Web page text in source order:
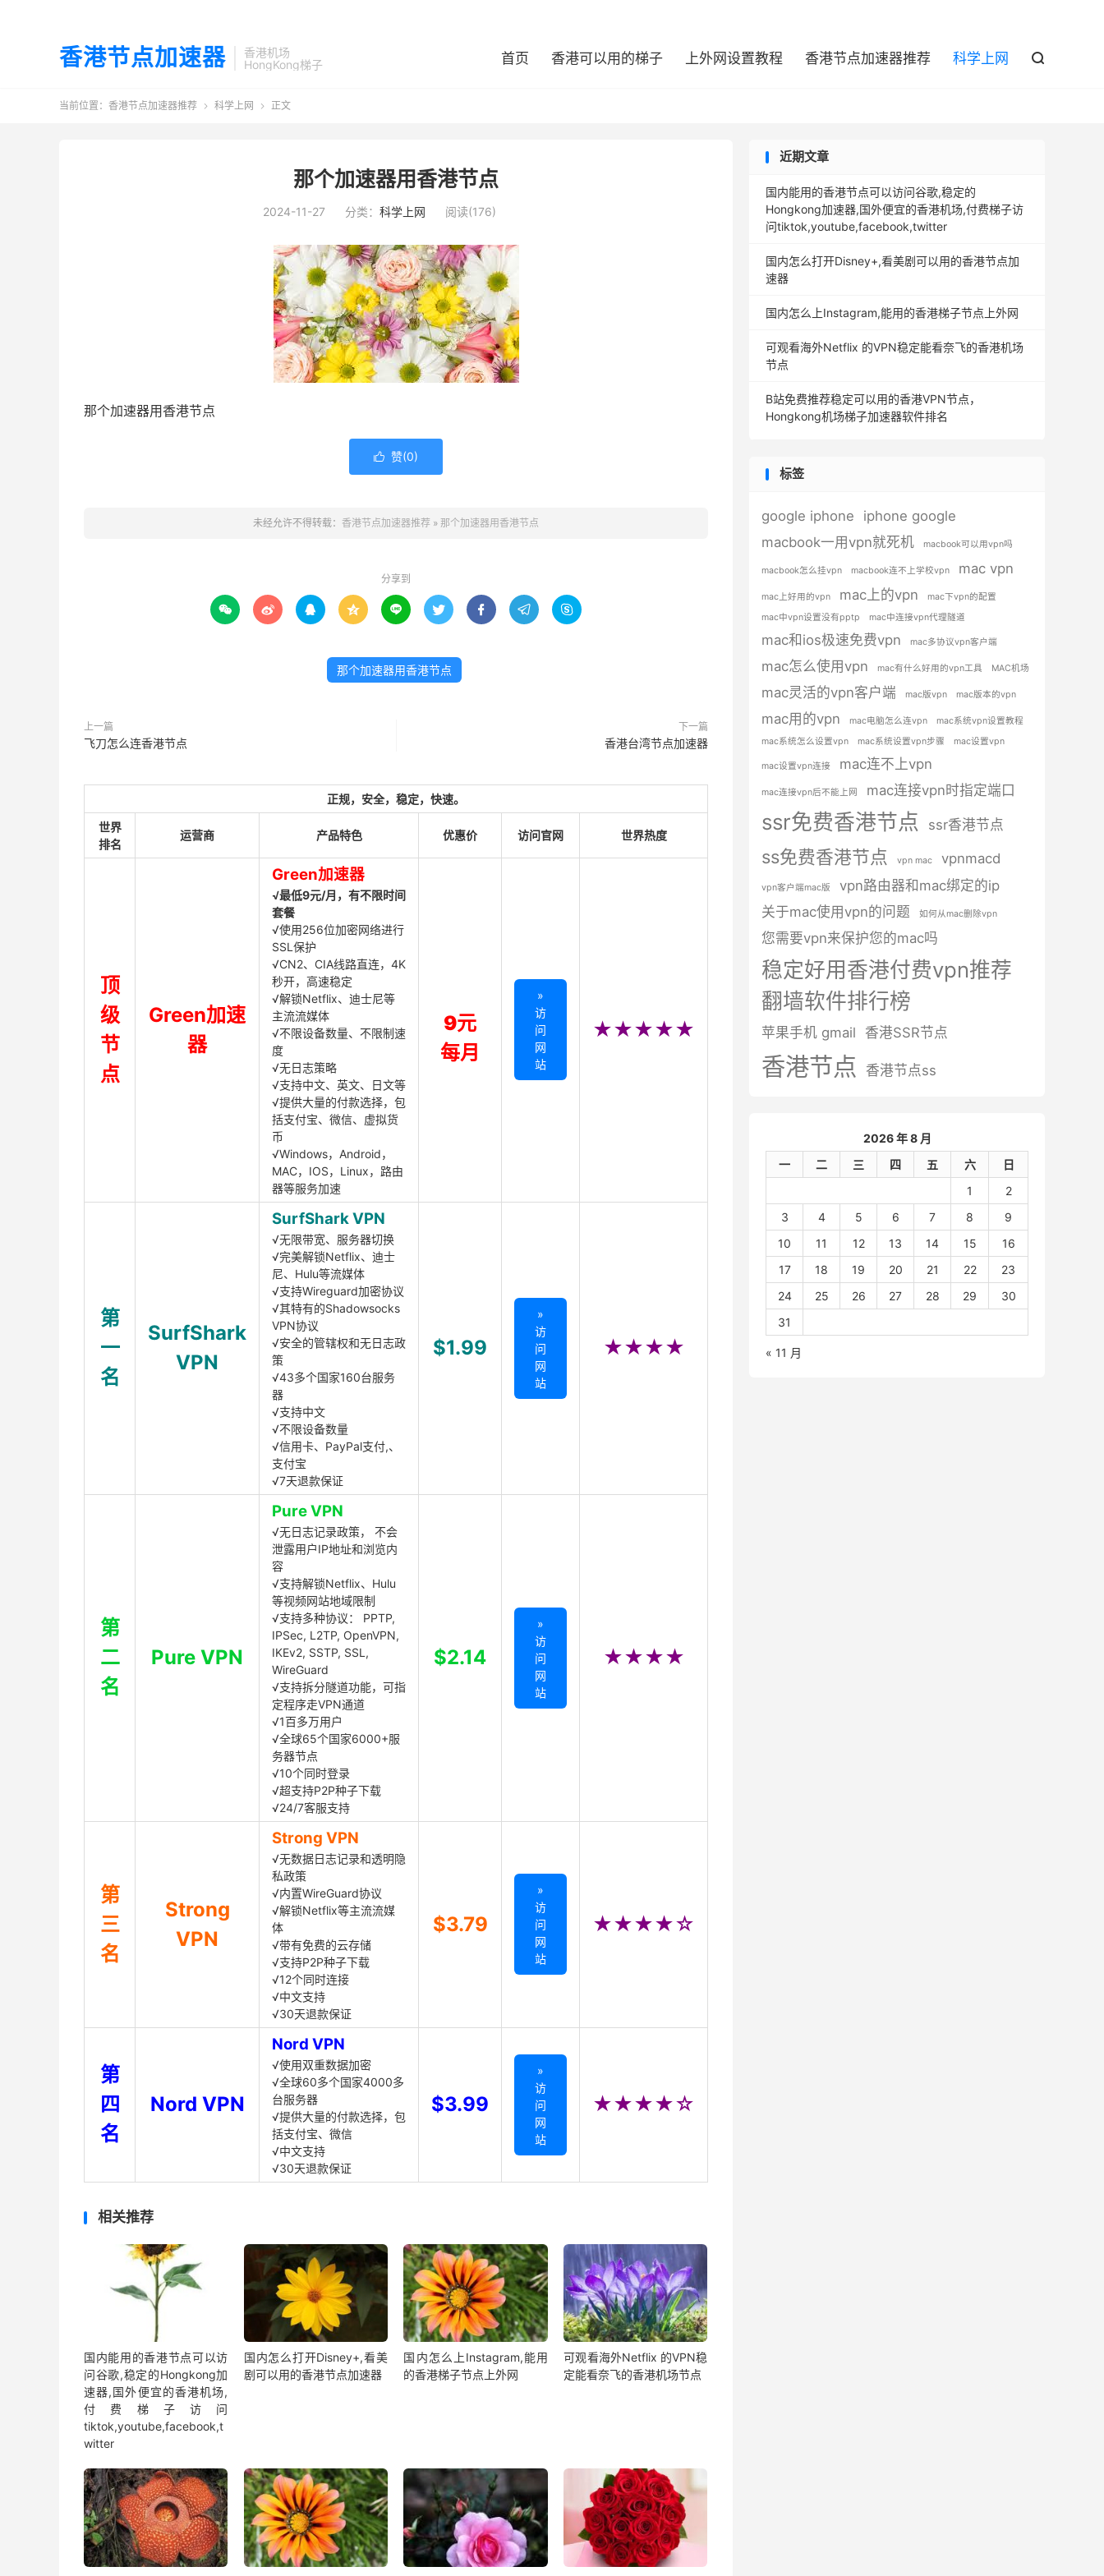
香港节点加速器
香港机场
HongKong梯子
首页 香港可以用的梯子 上外网设置教程 香港节点加速器推荐 科学上网 
当前位置： 香港节点加速器推荐  科学上网  正文
那个加速器用香港节点
2024-11-27 分类： 科学上网 阅读(176)
那个加速器用香港节点
 赞(0)
未经允许不得转载： 香港节点加速器推荐 » 那个加速器用香港节点
分享到
        
那个加速器用香港节点
上一篇
飞刀怎么连香港节点
下一篇
香港台湾节点加速器
正规，安全，稳定，快速。
世界
排名
运营商 产品特色 优惠价 访问官网 世界热度
顶
级
节
点
Green加速
器
Green加速器
√最低9元/月，有不限时间
套餐
√使用256位加密网络进行
SSL保护
√CN2、CIA线路直连，4K
秒开，高速稳定
√解锁Netflix、迪士尼等
主流流媒体
√不限设备数量、不限制速
度
√无日志策略
√支持中文、英文、日文等
√提供大量的付款选择，包
括支付宝、微信、虚拟货
币
√Windows，Android，
MAC，IOS，Linux，路由
器等服务加速
9元
每月
»
访
问
网
站
★★★★★
第
一
名
SurfShark
VPN
SurfShark VPN
√无限带宽、服务器切换
√完美解锁Netflix、迪士
尼、Hulu等流媒体
√支持Wireguard加密协议
√其特有的Shadowsocks
VPN协议
√安全的管辖权和无日志政
策
√43多个国家160台服务
器
√支持中文
√不限设备数量
√信用卡、PayPal支付,、
支付宝
√7天退款保证
$1.99
»
访
问
网
站
★★★★
第
二
名
Pure VPN
Pure VPN
√无日志记录政策， 不会
泄露用户IP地址和浏览内
容
√支持解锁Netflix、Hulu
等视频网站地域限制
√支持多种协议： PPTP,
IPSec, L2TP, OpenVPN,
IKEv2, SSTP, SSL,
WireGuard
√支持拆分隧道功能，可指
定程序走VPN通道
√1百多万用户
√全球65个国家6000+服
务器节点
√10个同时登录
√超支持P2P种子下载
√24/7客服支持
$2.14
»
访
问
网
站
★★★★
第
三
名
Strong
VPN
Strong VPN
√无数据日志记录和透明隐
私政策
√内置WireGuard协议
√解锁Netflix等主流流媒
体
√带有免费的云存储
√支持P2P种子下载
√12个同时连接
√中文支持
√30天退款保证
$3.79
»
访
问
网
站
★★★★☆
第
四
名
Nord VPN
Nord VPN
√使用双重数据加密
√全球60多个国家4000多
台服务器
√提供大量的付款选择，包
括支付宝、微信
√中文支持
√30天退款保证
$3.99
»
访
问
网
站
★★★★☆
相关推荐
国内能用的香港节点可以访
问谷歌,稳定的Hongkong加
速器,国外便宜的香港机场,
付费梯子访问
tiktok,youtube,facebook,t
witter
国内怎么打开Disney+,看美
剧可以用的香港节点加速器
国内怎么上Instagram,能用
的香港梯子节点上外网
可观看海外Netflix 的VPN稳
定能看奈飞的香港机场节点
近期文章
国内能用的香港节点可以访问谷歌,稳定的
Hongkong加速器,国外便宜的香港机场,付费梯子访
问tiktok,youtube,facebook,twitter
国内怎么打开Disney+,看美剧可以用的香港节点加
速器
国内怎么上Instagram,能用的香港梯子节点上外网
可观看海外Netflix 的VPN稳定能看奈飞的香港机场
节点
B站免费推荐稳定可以用的香港VPN节点，
Hongkong机场梯子加速器软件排名
标签
google iphone
iphone google
macbook一用vpn就死机
macbook可以用vpn吗
macbook怎么挂vpn macbook连不上学校vpn mac vpn
mac上好用的vpn mac上的vpn
mac下vpn的配置
mac中vpn设置没有pptp
mac中连接vpn代理隧道
mac和ios极速免费vpn mac多协议vpn客户端
mac怎么使用vpn mac有什么好用的vpn工具 MAC机场
mac灵活的vpn客户端 mac版vpn mac版本的vpn
mac用的vpn mac电脑怎么连vpn
mac系统vpn设置教程
mac系统怎么设置vpn
mac系统设置vpn步骤 mac设置vpn
mac设置vpn连接 mac连不上vpn
mac连接vpn后不能上网 mac连接vpn时指定端口
ssr免费香港节点 ssr香港节点
ss免费香港节点 vpn mac vpnmacd
vpn客户端mac版
vpn路由器和mac绑定的ip
关于mac使用vpn的问题
如何从mac删除vpn
您需要vpn来保护您的mac吗
稳定好用香港付费vpn推荐
翻墙软件排行榜
苹果手机 gmail 香港SSR节点
香港节点 香港节点ss
2026 年 8 月
一
二 三 四 五 六
日
1
2
3
4 5 6 7 8
9
10
11 12 13 14 15
16
17
18 19 20 21 22
23
24
25 26 27 28 29
30
31
« 11 月